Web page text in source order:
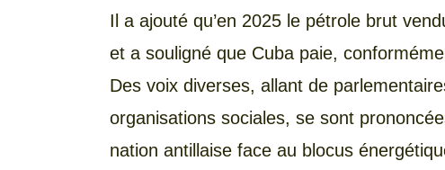
Il a ajouté qu’en 2025 le pétrole brut
et a souligné que Cuba paie,
Des voix diverses, allant de
organisations sociales, se sont
nation antillaise face au blocus